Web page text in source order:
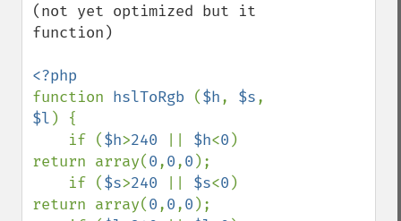
(not yet optimized but it
function)
function hslToRgb ($h, $s
$l ) {
    if (
$h>240 $h<0 )
return array(0,0,0 );
    if (
$s>240 $s<0 )
return array(0,0,0 );